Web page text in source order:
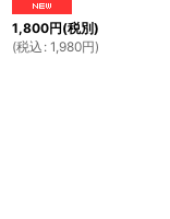
1,800円(税別)
(税込 : 1,980円)